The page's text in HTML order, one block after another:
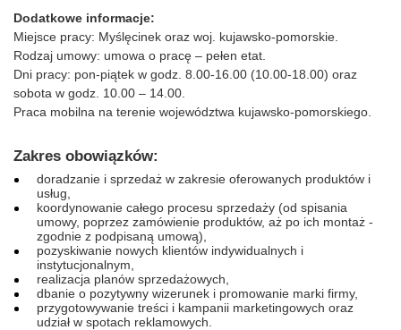
Dodatkowe informacje:
Miejsce pracy: Myślęcinek oraz woj. kujawsko-pomorskie.
Rodzaj umowy: umowa o pracę – pełen etat.
Dni pracy: pon-piątek w godz. 8.00-16.00 (10.00-18.00) oraz
sobota w godz. 10.00 – 14.00.
Praca mobilna na terenie województwa kujawsko-pomorskiego.
Zakres obowiązków:
doradzanie i sprzedaż w zakresie oferowanych produktów i
usług,
koordynowanie całego procesu sprzedaży (od spisania
umowy, poprzez zamówienie produktów, aż po ich montaż -
zgodnie z podpisaną umową),
pozyskiwanie nowych klientów indywidualnych i
instytucjonalnym,
realizacja planów sprzedażowych,
dbanie o pozytywny wizerunek i promowanie marki firmy,
przygotowywanie treści i kampanii marketingowych oraz
udział w spotach reklamowych.